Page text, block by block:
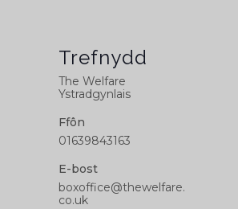
Trefnydd
The Welfare
Ystradgynlais
Ffôn
01639843163
E-bost
boxoffice@thewelfare.
co.uk